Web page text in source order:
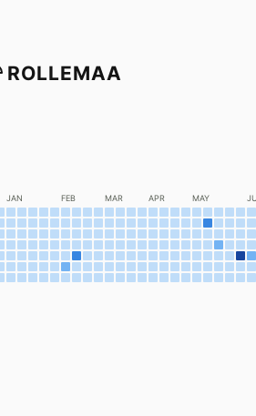
ROLLEMAA
JAN FEB MAR APR MAY